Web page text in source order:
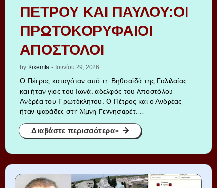
ΠΕΤΡΟΥ ΚΑΙ ΠΑΥΛΟΥ:ΟΙ
ΠΡΩΤΟΚΟΡΥΦΑΙΟΙ
ΑΠΟΣΤΟΛΟΙ
by Kixemta - Ιουνίου 29, 2026
Ο Πέτρος καταγόταν από τη Βηθσαϊδά της Γαλιλαίας
και ήταν γιος του Ιωνά, αδελφός του Αποστόλου
Ανδρέα του Πρωτόκλητου. Ο Πέτρος και ο Ανδρέας
ήταν ψαράδες στη λίμνη Γεννησαρέτ.…
Διαβάστε περισσότερα»